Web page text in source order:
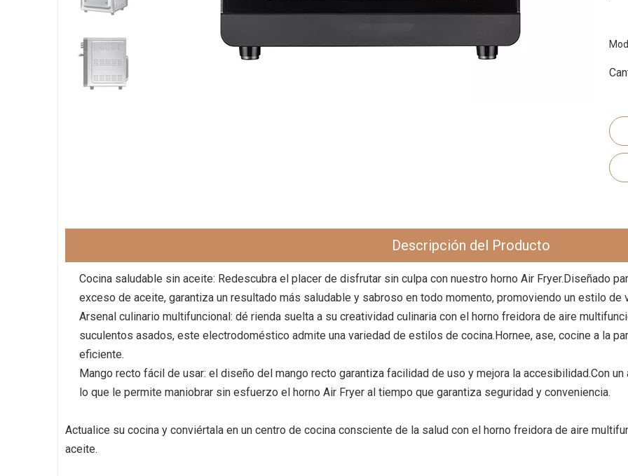
Descripción del Producto
Cocina saludable sin aceite: Redescubra el placer de disfrutar sin culpa con nuestro horno Air Fryer.Diseñado
exceso de aceite, garantiza un resultado más saludable y sabroso en todo momento, promoviendo un estilo de
Arsenal culinario multifuncional: dé rienda suelta a su creatividad culinaria con el horno freidora de aire
suculentos asados, este electrodoméstico admite una variedad de estilos de cocina.Hornee, ase, cocine a la
eficiente.
Mango recto fácil de usar: el diseño del mango recto garantiza facilidad de uso y mejora la accesibilidad.Con
lo que le permite maniobrar sin esfuerzo el horno Air Fryer al tiempo que garantiza seguridad y conveniencia.
Actualice su cocina y conviértala en un centro de cocina consciente de la salud con el horno freidora de aire
aceite.